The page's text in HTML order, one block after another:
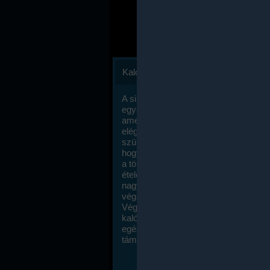
Kalóriaszámlálás
A sikeres fogyás titka valójában igen
egyszerű: égess több energiát, mint
amennyit beviszel. Természetesen
elég nagy fegyelemre és akaraterőre
szükség, de meglepődve fogod
hogy a kalóriaszámolás mennyire
a többi diétához képest. Itt nincsenek
ételek és a megengedett kalóriabevitelt
nagymértékben növelheted ha
végzel.
Végül, de nem utolsó sorban, a
kalóriaszámolás módszerét a legtöbb
egészségügyi szakorvos ajánlja és
támogatja.